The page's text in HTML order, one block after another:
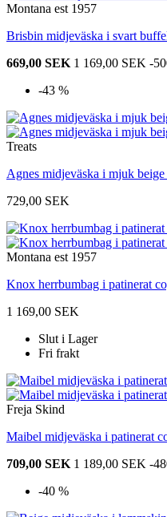
Montana est 1957
Brisbin midjeväska i svart
669,00 SEK 1 169,00 SEK -
-43 %
Treats
Agnes midjeväska i mjuk
729,00 SEK
Montana est 1957
Knox herrbumbag i patinerat
1 169,00 SEK
Slut i Lager
Fri frakt
Freja Skind
Maibel midjeväska i patinerat
709,00 SEK 1 189,00 SEK -
-40 %